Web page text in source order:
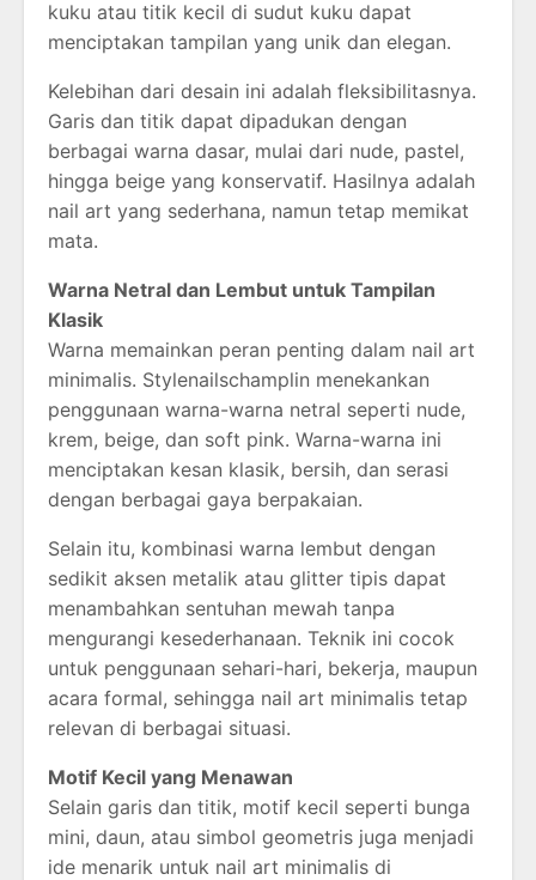
kuku atau titik kecil di sudut kuku dapat
menciptakan tampilan yang unik dan elegan.
Kelebihan dari desain ini adalah fleksibilitasnya.
Garis dan titik dapat dipadukan dengan
berbagai warna dasar, mulai dari nude, pastel,
hingga beige yang konservatif. Hasilnya adalah
nail art yang sederhana, namun tetap memikat
mata.
Warna Netral dan Lembut untuk Tampilan
Klasik
Warna memainkan peran penting dalam nail art
minimalis. Stylenailschamplin menekankan
penggunaan warna-warna netral seperti nude,
krem, beige, dan soft pink. Warna-warna ini
menciptakan kesan klasik, bersih, dan serasi
dengan berbagai gaya berpakaian.
Selain itu, kombinasi warna lembut dengan
sedikit aksen metalik atau glitter tipis dapat
menambahkan sentuhan mewah tanpa
mengurangi kesederhanaan. Teknik ini cocok
untuk penggunaan sehari-hari, bekerja, maupun
acara formal, sehingga nail art minimalis tetap
relevan di berbagai situasi.
Motif Kecil yang Menawan
Selain garis dan titik, motif kecil seperti bunga
mini, daun, atau simbol geometris juga menjadi
ide menarik untuk nail art minimalis di